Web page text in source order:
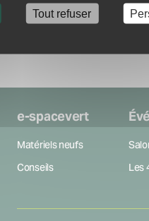
Tout refuser
e-spacevert
Matériels neufs
Conseils
Les